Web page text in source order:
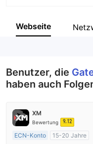
Unternehmen
Webseite
Benutzer, die
haben auch
XM
Bewertung 9.12
ECN-Konto
15-20 Jahre